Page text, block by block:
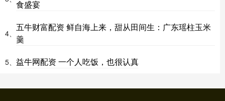
食盛宴
4、
五牛财富配资 鲜自海上来，甜从田间生：广东瑶柱玉米
羹
5、 益牛网配资 一个人吃饭，也很认真